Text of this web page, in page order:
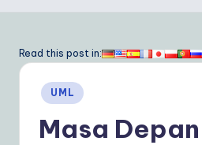
o
Read this post in:
Posted
in
UML
Masa Depan